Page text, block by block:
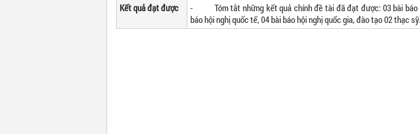
Kết quả đạt được
- Tóm tắt những kết quả chính đề tài đã đạt được: 03 bài báo
báo hội nghị quốc tế, 04 bài báo hội nghị quốc gia, đào tạo 02 thạc sỹ.